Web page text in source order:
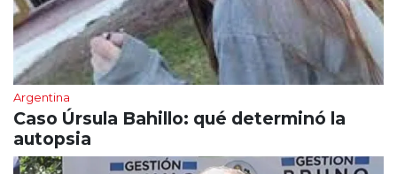
Argentina
Caso Úrsula Bahillo: qué determinó la
autopsia